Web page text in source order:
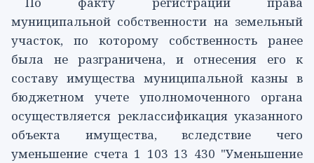
муниципальной собственности на земельный
участок, по которому собственность ранее
была не разграничена, и отнесения его к
составу имущества муниципальной казны в
бюджетном учете уполномоченного органа
осуществляется реклассификация указанного
объекта имущества, вследствие чего
уменьшение счета 1 103 13 430 "Уменьшение